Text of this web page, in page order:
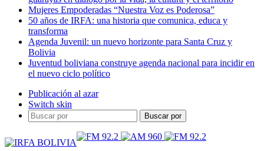
Mujeres Empoderadas “Nuestra Voz es Poderosa”
50 años de IRFA: una historia que comunica, educa y
transforma
Agenda Juvenil: un nuevo horizonte para Santa Cruz y
Bolivia
Juventud boliviana construye agenda nacional para incidir en
el nuevo ciclo político
Publicación al azar
Switch skin
Buscar por